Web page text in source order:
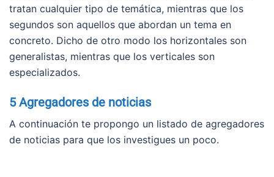
tratan cualquier tipo de temática, mientras que los
segundos son aquellos que abordan un tema en
concreto. Dicho de otro modo los horizontales son
generalistas, mientras que los verticales son
especializados.
5 Agregadores de noticias
A continuación te propongo un listado de agregadores
de noticias para que los investigues un poco.